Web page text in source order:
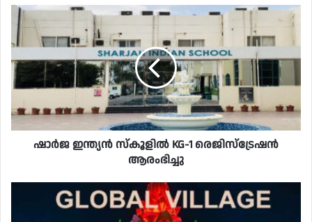
ഷാർജ ഇന്ത്യൻ സ്കൂളിൽ KG-1 രെജിസ്ട്രേഷൻ
ആരംഭിച്ചു